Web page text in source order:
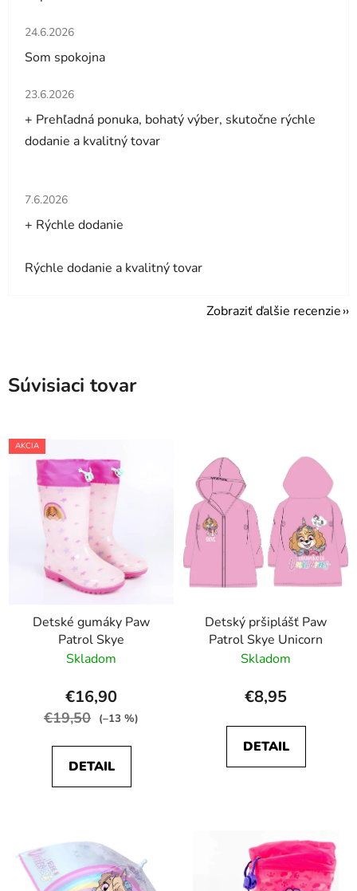
Hodnotenie obchodu je 5 z 5 hviezdičiek.
24.6.2026
Som spokojna
Hodnotenie obchodu je 5 z 5 hviezdičiek.
23.6.2026
+ Prehľadná ponuka, bohatý výber, skutočne rýchle
dodanie a kvalitný tovar
Hodnotenie obchodu je 5 z 5 hviezdičiek.
7.6.2026
+ Rýchle dodanie
Rýchle dodanie a kvalitný tovar
Zobraziť ďalšie recenzie
Súvisiaci tovar
AKCIA
Detské gumáky Paw
Patrol Skye
Skladom
€16,90
€19,50 (–13 %)
DETAIL
Detský pršiplášť Paw
Patrol Skye Unicorn
Skladom
€8,95
DETAIL